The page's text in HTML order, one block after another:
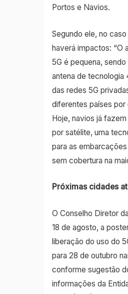
Portos e Navios.
Segundo ele, no
haverá impactos: “O
5G é pequena,
antena de tecnologia
das redes 5G
diferentes países por
Hoje, navios já
por satélite, uma
para as
sem cobertura na
Próximas cidades
O Conselho Diretor
18 de agosto, a
liberação do uso do
para 28 de outubro
conforme sugestão
informações da